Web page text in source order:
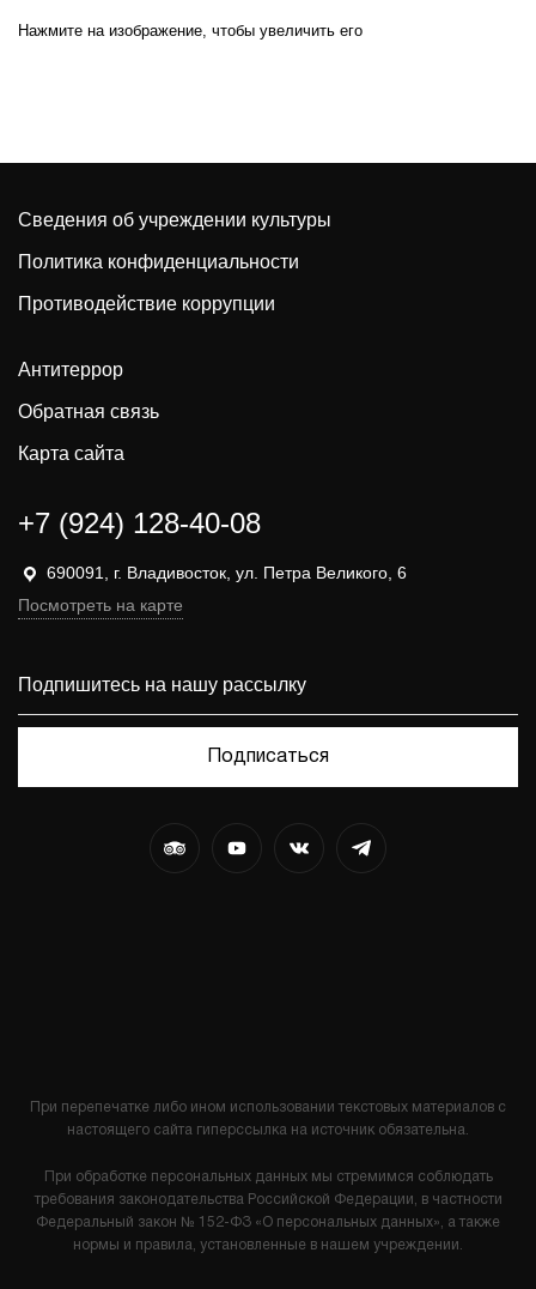
Нажмите на изображение, чтобы увеличить его
При перепечатке либо ином использовании текстовых материалов с
настоящего сайта гиперссылка на источник обязательна.
При обработке персональных данных мы стремимся соблюдать
требования законодательства Российской Федерации, в частности
Федеральный закон № 152-ФЗ «О персональных данных», а также
нормы и правила, установленные в нашем учреждении.
Сведения об учреждении культуры
Политика конфиденциальности
Противодействие коррупции
Антитеррор
Обратная связь
Карта сайта
+7 (924) 128-40-08
690091, г. Владивосток, ул. Петра Великого, 6
Посмотреть на карте
Подписаться